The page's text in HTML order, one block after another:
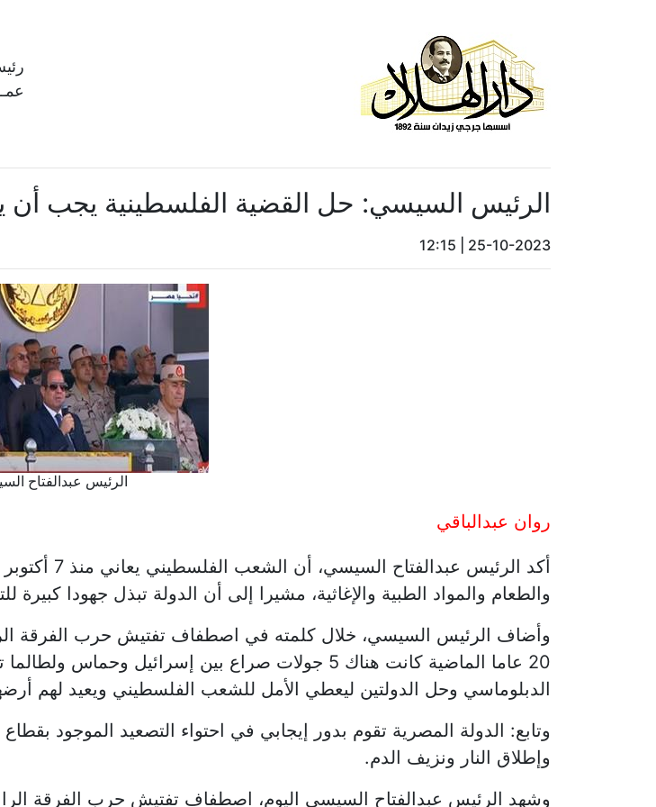
الرئيس السيسي: حل القضية الفلسطينية يجب أن
25-10-2023
12:15
الرئيس عبدالفتاح
روان عبدالباقي
أكد الرئيس
والطعام والمواد الطبية والإغاثية، مشيرا إلى أن الدولة تبذل جهودا
وأضاف الرئيس السيسي، خلال كلمته في اصطفاف تفتيش حرب الفرقة
20 عاما الماضية كانت هناك 5 جولات صراع بين
الدبلوماسي وحل الدولتين ليعطي الأمل للشعب الفلسطيني ويعيد لهم
وتابع: الدولة المصرية تقوم بدور إيجابي في احتواء التصعيد الموجود
وإطلاق النار ونزيف الدم.
وشهد الرئيس عبدالفتاح السيسي اليوم، اصطفاف تفتيش حرب الفرقة